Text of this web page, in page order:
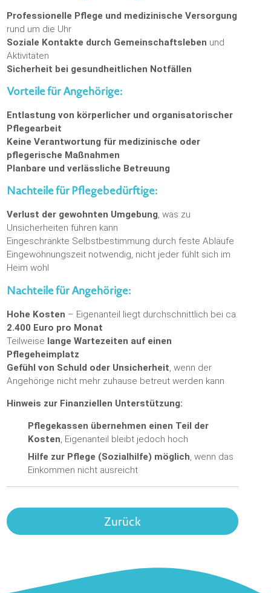
Professionelle Pflege und medizinische Versorgung
rund um die Uhr
Soziale Kontakte durch Gemeinschaftsleben und
Aktivitäten
Sicherheit bei gesundheitlichen Notfällen
Vorteile für Angehörige:
Entlastung von körperlicher und organisatorischer
Pflegearbeit
Keine Verantwortung für medizinische oder
pflegerische Maßnahmen
Planbare und verlässliche Betreuung
Nachteile für Pflegebedürftige:
Verlust der gewohnten Umgebung, was zu
Unsicherheiten führen kann
Eingeschränkte Selbstbestimmung durch feste Abläufe
Eingewöhnungszeit notwendig, nicht jeder fühlt sich im
Heim wohl
Nachteile für Angehörige:
Hohe Kosten – Eigenanteil liegt durchschnittlich bei ca.
2.400 Euro pro Monat
Teilweise lange Wartezeiten auf einen
Pflegeheimplatz
Gefühl von Schuld oder Unsicherheit , wenn der
Angehörige nicht mehr zuhause betreut werden kann
Hinweis zur Finanziellen Unterstützung:
Pflegekassen übernehmen einen Teil der
Kosten, Eigenanteil bleibt jedoch hoch
Hilfe zur Pflege (Sozialhilfe) möglich, wenn das
Einkommen nicht ausreicht
Zurück